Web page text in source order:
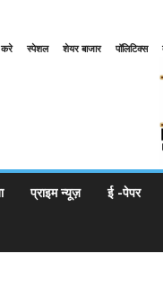
करे स्पेशल शेयर बाजार पॉलिटिक्स
प्राइम न्यूज़ ई -पेपर